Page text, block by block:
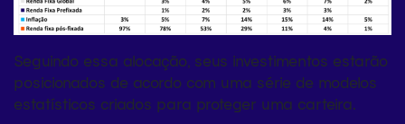
Seguindo essa alocação, seus investimentos estarão
posicionados de acordo com uma série de modelos
estatísticos criados para proteger uma carteira.